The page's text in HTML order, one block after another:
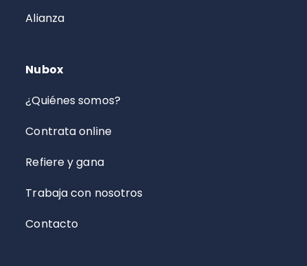
Alianza
Nubox
¿Quiénes somos?
Contrata online
Refiere y gana
Trabaja con nosotros
Contacto